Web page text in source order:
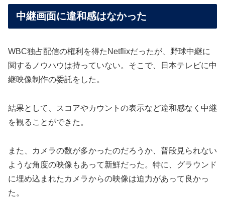
中継画面に違和感はなかった
WBC独占配信の権利を得たNetflixだったが、野球中継に
関するノウハウは持っていない。そこで、日本テレビに中
継映像制作の委託をした。
結果として、スコアやカウントの表示など違和感なく中継
を観ることができた。
また、カメラの数が多かったのだろうか、普段見られない
ような角度の映像もあって新鮮だった。特に、グラウンド
に埋め込まれたカメラからの映像は迫力があって良かっ
た。